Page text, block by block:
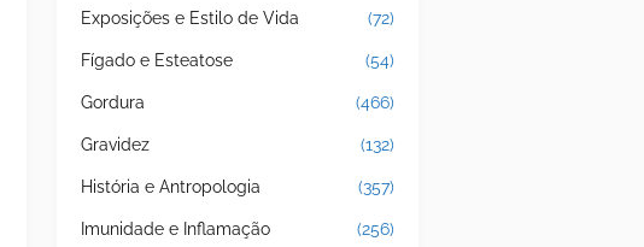
Exposições e Estilo de Vida (72)
Fígado e Esteatose (54)
Gordura (466)
Gravidez (132)
História e Antropologia (357)
Imunidade e Inflamação (256)